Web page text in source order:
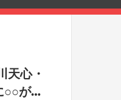
天心・
○○が…